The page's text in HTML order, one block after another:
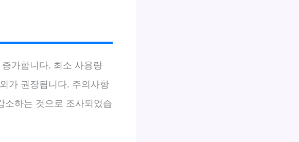
가합니다. 최소 사용량
가 권장됩니다. 주의사항
소하는 것으로 조사되었습